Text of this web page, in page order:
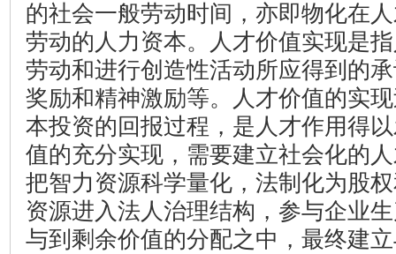
的社会一般劳动时间，亦即物化在
劳动的人力资本。人才价值实现是
劳动和进行创造性活动所应得到的
奖励和精神激励等。人才价值的实
本投资的回报过程，是人才作用得
值的充分实现，需要建立社会化的
把智力资源科学量化，法制化为股
资源进入法人治理结构，参与企业
与到剩余价值的分配之中，最终建